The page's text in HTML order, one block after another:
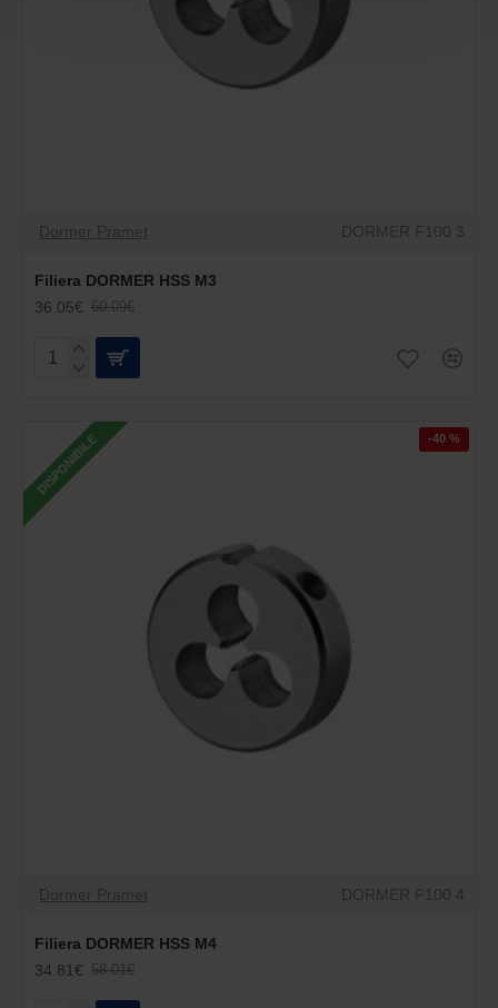
Dormer Pramet DORMER F100 3
Filiera DORMER HSS M3
36.05€ 60.09€
DISPONIBILE -40 %
Dormer Pramet DORMER F100 4
Filiera DORMER HSS M4
34.81€ 58.01€